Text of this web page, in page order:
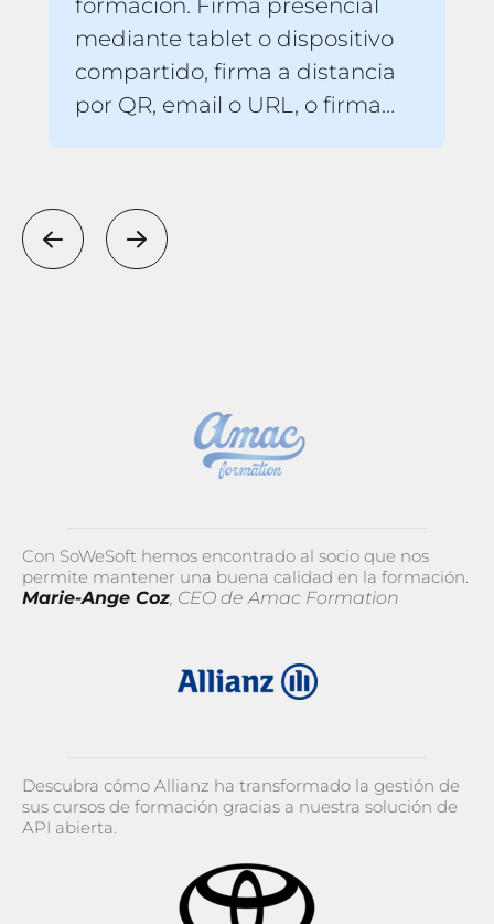
formación. Firma presencial
mediante tablet o dispositivo
compartido, firma a distancia
por QR, email o URL, o firma
pruebas válidas ante FUNDAE
y tu RLPT.
precedentesiguiente
Con SoWeSoft hemos encontrado al socio que nos
permite mantener una buena calidad en la formación.
Marie-Ange Coz, CEO de Amac Formation
Descubra cómo Allianz ha transformado la gestión de
sus cursos de formación gracias a nuestra solución de
API abierta.